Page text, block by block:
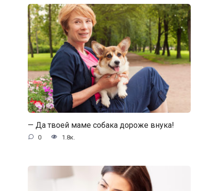
— Да твоей маме собака дороже внука!
0 1.8к.